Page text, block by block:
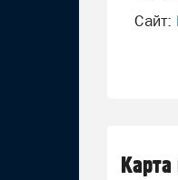
Сайт:
Карта